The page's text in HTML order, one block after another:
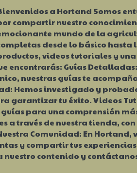
a Hortand Somos
compartir nuestro
mundo de la
desde lo básico hasta
videos tutoriales y
encontrarás: Guías
nuestras guías te
Hemos investigado y
garantizar tu éxito. Videos
para una comprensión
a través de nuestra tienda,
Comunidad: En
y compartir tus
nuestro contenido y